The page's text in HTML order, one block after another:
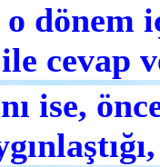
o dönem
cevap
ise,